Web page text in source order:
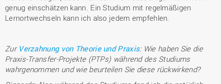
genug einschätzen kann. Ein Studium mit regelmäßigen
Lernortwechseln kann ich also jedem empfehlen.
Zur Verzahnung von Theorie und Praxis: Wie haben Sie die
Praxis-Transfer-Projekte (PTPs) während des Studiums
wahrgenommen und wie beurteilen Sie diese rückwirkend?